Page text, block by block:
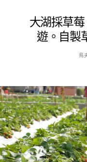
大湖採草
遊。自製
鳥